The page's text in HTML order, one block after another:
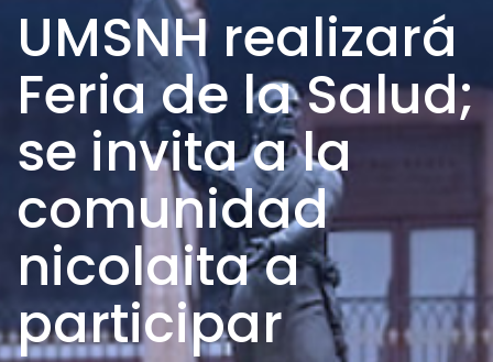
UMSNH realizará
Feria de la Salud;
se invita a la
comunidad
nicolaita a
participar